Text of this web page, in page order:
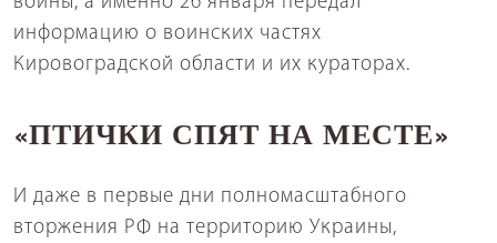
информацию о воинских частях
Кировоградской области и их кураторах.
«ПТИЧКИ СПЯТ НА МЕСТЕ»
И даже в первые дни полномасштабного
вторжения РФ на территорию Украины,